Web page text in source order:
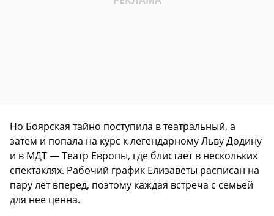
Но Боярская тайно поступила в театральный, а
затем и попала на курс к легендарному Льву Додину
и в МДТ — Театр Европы, где блистает в нескольких
спектаклях. Рабочий график Елизаветы расписан на
пару лет вперед, поэтому каждая встреча с семьей
для нее ценна.